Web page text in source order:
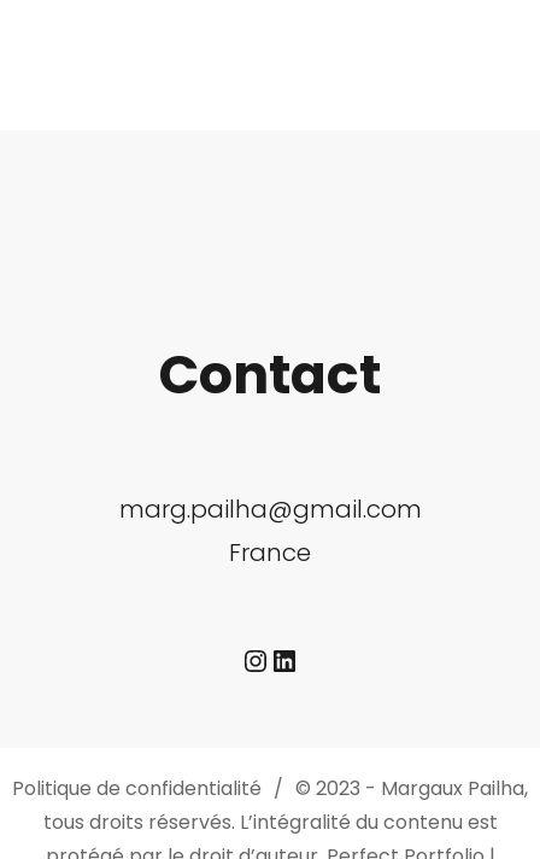
Contact
marg.pailha@gmail.com
France
Instagram
LinkedIn
Politique de confidentialité
© 2023 - Margaux Pailha,
tous droits réservés. L’intégralité du contenu est